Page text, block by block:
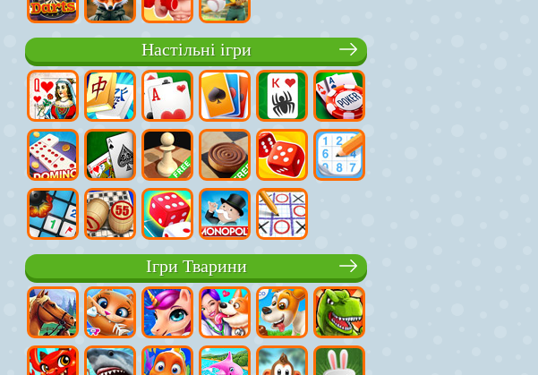
Настільні ігри
Ігри Тварини